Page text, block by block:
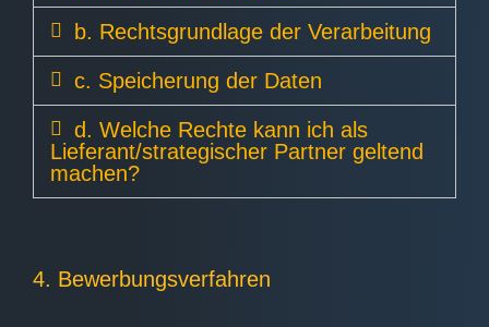
b. Rechtsgrundlage der Verarbeitung
c. Speicherung der Daten
d. Welche Rechte kann ich als
Lieferant/strategischer Partner geltend
machen?
4. Bewerbungsverfahren